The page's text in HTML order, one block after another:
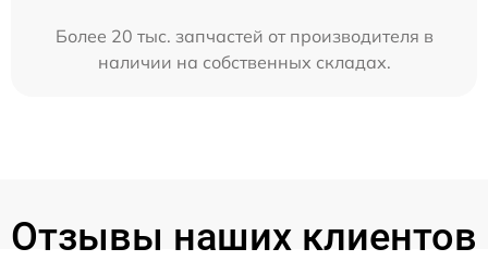
Более 20 тыс. запчастей от производителя в
наличии на собственных складах.
Отзывы наших клиентов